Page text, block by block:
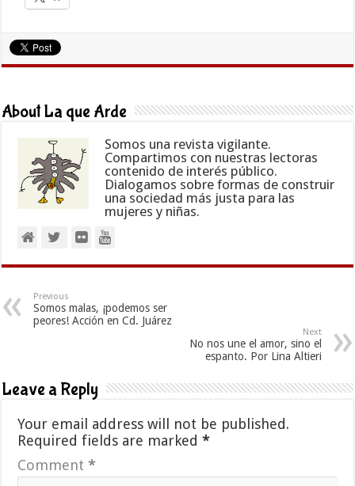
About La que Arde
Somos una revista vigilante.
Compartimos con nuestras lectoras
contenido de interés público.
Dialogamos sobre formas de construir
una sociedad más justa para las
mujeres y niñas.
Previous
Somos malas, ¡podemos ser
peores! Acción en Cd. Juárez
Next
No nos une el amor, sino el
espanto. Por Lina Altieri
Leave a Reply
Your email address will not be published.
Required fields are marked*
Comment*